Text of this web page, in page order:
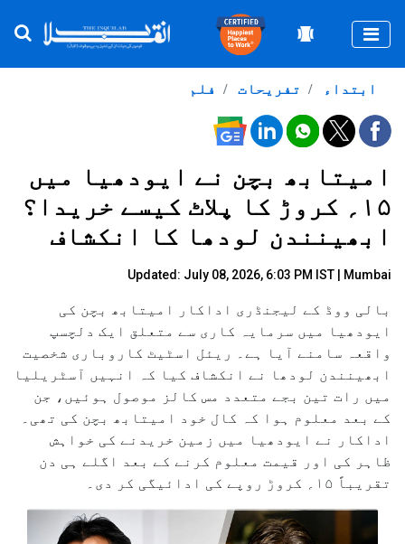
فلم تفریحات ابتداء
امیتابھ بچن نے ایودھیا میں
۱۵؍ کروڑ کا پلاٹ کیسے خریدا؟
ابھینندن لودھا کا انکشاف
Updated: July 08, 2026, 6:03 PM IST | Mumbai
بالی ووڈ کے لیجنڈری اداکار امیتابھ بچن کی
ایودھیا میں سرمایہ کاری سے متعلق ایک دلچسپ
واقعہ سامنے آیا ہے۔ ریئل اسٹیٹ کاروباری شخصیت
ابھینندن لودھا نے انکشاف کیا کہ انہیں آسٹریلیا
میں رات تین بجے متعدد مس کالز موصول ہوئیں، جن
کے بعد معلوم ہوا کہ کال خود امیتابھ بچن کی تھی۔
اداکار نے ایودھیا میں زمین خریدنے کی خواہش
ظاہر کی اور قیمت معلوم کرنے کے بعد اگلے ہی دن
تقریباً ۱۵؍ کروڑ روپے کی ادائیگی کر دی۔